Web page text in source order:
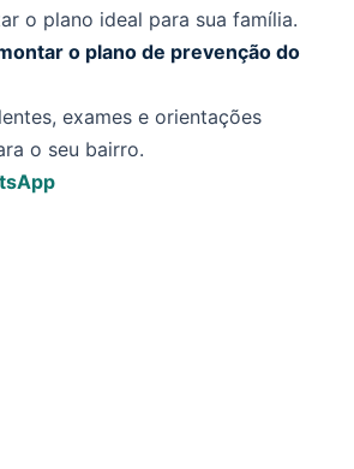
o plano ideal para sua família.
o plano de prevenção do
exames e orientações
o seu bairro.